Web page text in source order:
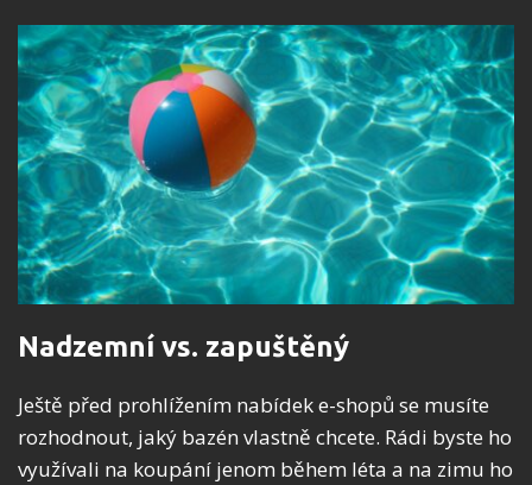
Nadzemní vs. zapuštěný
Ještě před prohlížením nabídek e-shopů se musíte
rozhodnout, jaký bazén vlastně chcete. Rádi byste ho
využívali na koupání jenom během léta a na zimu ho